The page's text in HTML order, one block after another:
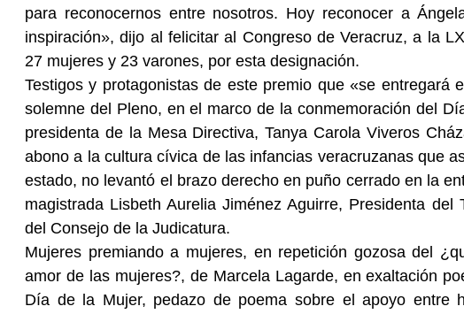
para reconocernos entre nosotros. Hoy reconocer a
inspiración», dijo al felicitar al Congreso de Veracruz, a la
27 mujeres y 23 varones, por esta designación.
Testigos y protagonistas de este premio que «se entregará
solemne del Pleno, en el marco de la conmemoración del
presidenta de la Mesa Directiva, Tanya Carola Viveros
abono a la cultura cívica de las infancias veracruzanas que
estado, no levantó el brazo derecho en puño cerrado en la
magistrada Lisbeth Aurelia Jiménez Aguirre, Presidenta del
del Consejo de la Judicatura.
Mujeres premiando a mujeres, en repetición gozosa del
amor de las mujeres?, de Marcela Lagarde, en exaltación
Día de la Mujer, pedazo de poema sobre el apoyo entre